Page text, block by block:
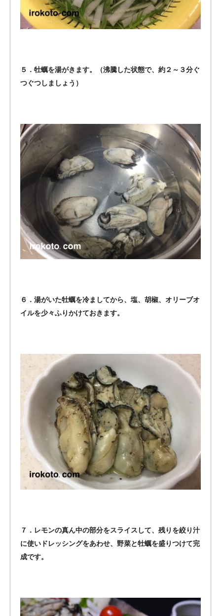
５．牡蠣を湯がきます。（沸騰した状態で、約２～３分ぐ
つぐつしましょう）
６．湯がいた牡蠣を冷ましてから、塩、胡椒、オリーブオ
イルを少々ふりかけておきます。
７．レモンの真ん中の部分をスライスして、残りを絞り汁
に使いドレッシングをあわせ、野菜と牡蠣を盛りつけて完
成です。